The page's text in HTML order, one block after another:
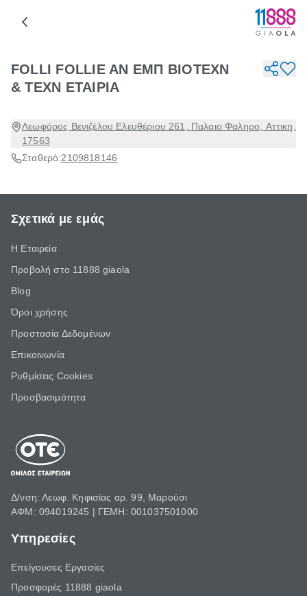
FOLLI FOLLIE AN ΕΜΠ ΒΙΟΤΕΧΝ
& ΤΕΧΝ ΕΤΑΙΡΙΑ
Λεωφόρος Βενιζέλου Ελευθέριου 261, Παλαιο Φαληρο, Αττικη,
17563
Σταθερό:2109818146
Σχετικά με εμάς
Η Εταιρεία
Προβολή στο 11888 giaola
Blog
Όροι χρήσης
Προστασία Δεδομένων
Επικοινωνία
Ρυθμίσεις Cookies
Προσβασιμότητα
Δ/νση: Λεωφ. Κηφισίας αρ. 99, Μαρούσι
ΑΦΜ: 094019245 | ΓΕΜΗ: 001037501000
Υπηρεσίες
Επείγουσες Εργασίες
Προσφορές 11888 giaola